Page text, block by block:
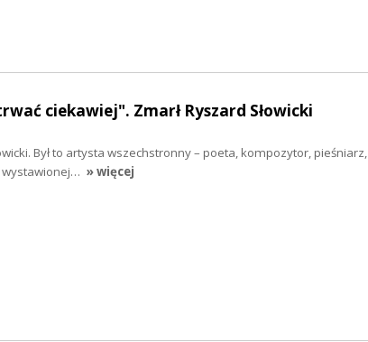
ciekawiej". Zmarł Ryszard Słowicki
Był to artysta wszechstronny – poeta, kompozytor, pieśniarz,
» więcej